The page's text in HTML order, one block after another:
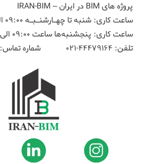
پروژه های BIM در ایران – IRAN-BIM
ساعت کاری: شنبه تا چهـارشنـبـه 09:00 الی 17:00
ساعت کاری: پنجشنبه‌ها ساعت 09:00 الی 14:00
تلفن: 44479164-021 شماره تماس: